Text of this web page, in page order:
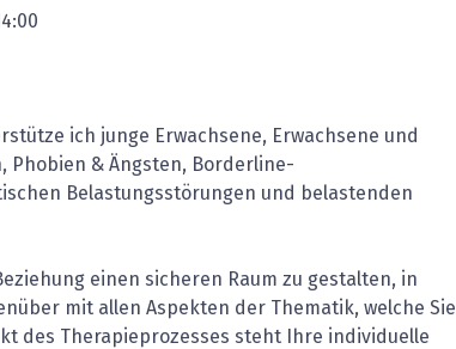
ich junge Erwachsene, Erwachsene und
Phobien & Ängsten, Borderline-
Belastungsstörungen und belastenden
einen sicheren Raum zu gestalten, in
mit allen Aspekten der Thematik, welche Sie
des Therapieprozesses steht Ihre individuelle